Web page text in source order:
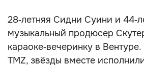
28‑летняя Сидни Суини и
музыкальный продюсер
караоке‑вечеринку в
TMZ, звёзды вместе